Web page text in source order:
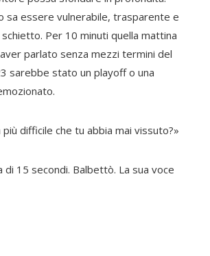
sa essere vulnerabile, trasparente e
Per 10 minuti quella mattina
parlato senza mezzi termini del
sarebbe stato un playoff o una
più difficile che tu abbia mai vissuto?»
di 15 secondi. Balbettò. La sua voce